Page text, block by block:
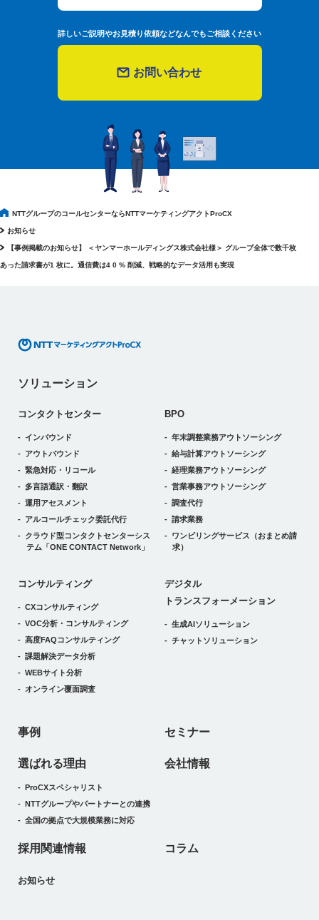
詳しいご説明やお見積り依頼などなんでもご相談ください
お問い合わせ
NTTグループのコールセンターならNTTマーケティングアクトProCX
お知らせ
【事例掲載のお知らせ】 ＜ヤンマーホールディングス株式会社様＞ グループ全体で数千枚
あった請求書が1 枚に。通信費は4 0 % 削減、戦略的なデータ活用も実現
ソリューション
コンタクトセンター
インバウンド
アウトバウンド
緊急対応・リコール
多言語通訳・翻訳
運用アセスメント
アルコールチェック委託代行
クラウド型コンタクトセンターシス
テム 「ONE CONTACT Network」
BPO
年末調整業務アウトソーシング
給与計算アウトソーシング
経理業務アウトソーシング
営業事務アウトソーシング
調査代行
請求業務
ワンビリングサービス （おまとめ請
求）
コンサルティング
CXコンサルティング
VOC分析・コンサルティング
高度FAQコンサルティング
課題解決データ分析
WEBサイト分析
オンライン覆面調査
デジタルトランスフォーメーション
デジタル
トランスフォーメーション
生成AIソリューション
チャットソリューション
事例 セミナー
選ばれる理由
ProCXスペシャリスト
NTTグループやパートナーとの連携
全国の拠点で大規模業務に対応
会社情報
採用関連情報 コラム
お知らせ